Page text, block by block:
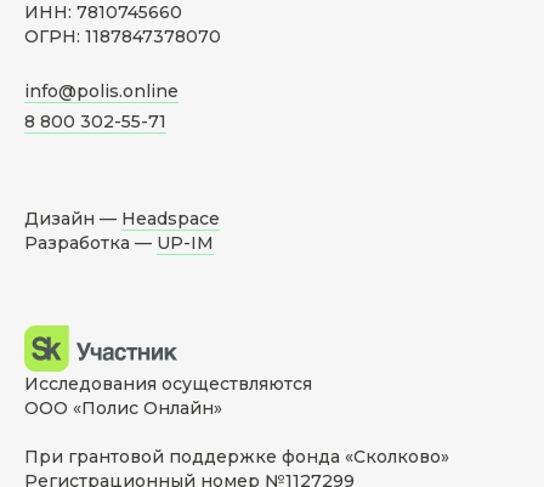
ИНН: 7810745660
ОГРН: 1187847378070
info@polis.online
8 800 302-55-71
Дизайн — Headspace
Разработка — UP-IM
Исследования осуществляются
ООО «Полис Онлайн»
При грантовой поддержке фонда «Сколково»
Регистрационный номер №1127299